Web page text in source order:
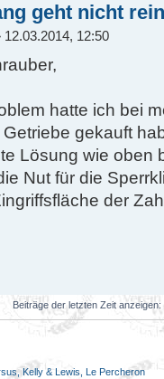
geht nicht
12.03.2014, 12:50
hatte ich bei
gekauft
Lösung wie oben
Nut für die
der
Beiträge der letzten Zeit anzeigen:
Kelly & Lewis, Le Percheron